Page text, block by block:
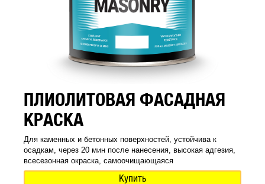
ПЛИОЛИТОВАЯ ФАСАДНАЯ
КРАСКА
Для каменных и бетонных поверхностей, устойчива к
осадкам, через 20 мин после нанесения, высокая адгезия,
всесезонная окраска, самоочищающаяся
Купить